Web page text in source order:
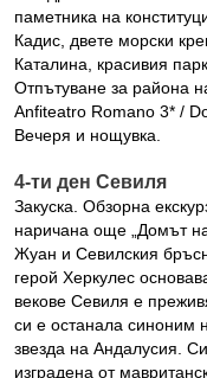
паметника на
Кадис, двете морски
Каталина, красивия
Отпътуване за района
Anfiteatro Romano 3* /
Вечеря и нощувка.
4-ти ден Севиля
Закуска. Обзорна
наричана още „Домът
Жуан и Севилския
герой Херкулес
векове Севиля е
си е останала синоним
звезда на Андалусия.
изградена от